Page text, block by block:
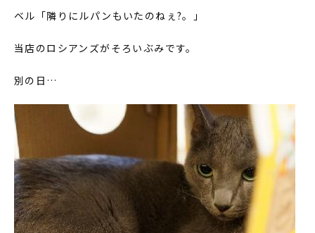
ベル「隣りにルパンもいたのねぇ?。」
当店のロシアンズがそろいぶみです。
別の日…